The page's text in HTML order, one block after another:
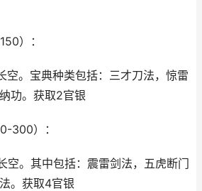
）：
空。宝典种类包括：三才刀法，惊雷
功。获取2官银
300）：
空。其中包括：震雷剑法，五虎断门
。获取4官银